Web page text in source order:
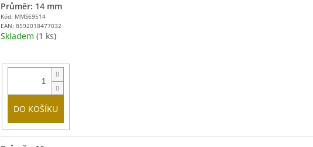
Kód: MMS69514
EAN: 8592018477032
Průměr: 14 mm
Skladem (1 ks)
DO KOŠÍKU